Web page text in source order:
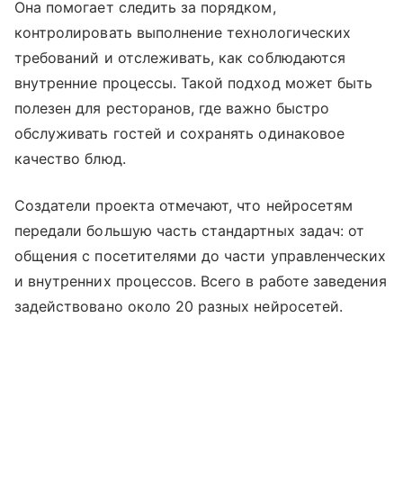
Она помогает следить за порядком,
контролировать выполнение технологических
требований и отслеживать, как соблюдаются
внутренние процессы. Такой подход может быть
полезен для ресторанов, где важно быстро
обслуживать гостей и сохранять одинаковое
качество блюд.
Создатели проекта отмечают, что нейросетям
передали большую часть стандартных задач: от
общения с посетителями до части управленческих
и внутренних процессов. Всего в работе заведения
задействовано около 20 разных нейросетей.